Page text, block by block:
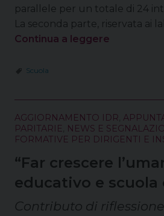
parallele per un totale di 24
La seconda parte, riservata ai
Continua a leggere
Scuola
AGGIORNAMENTO IDR
PARITARIE NEWS E
FORMATIVE PER DIRIGENTI E
“Far crescere
educativo e scuola
Contributo di